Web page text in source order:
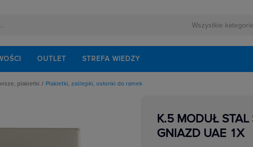
OUTLET STREFA WIEDZY
plakietki
Plakietki, zaślepki, osłonki do ramek
K.5 MODUŁ
GNIAZD UAE 1X